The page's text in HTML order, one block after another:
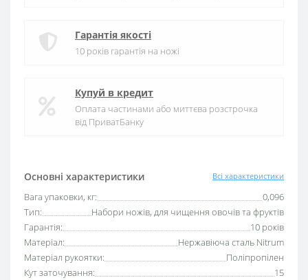
Основні характеристики Всі характеристики
Вага упаковки, кг:
0,096
Тип:
Набори ножів, для чищення овочів та фруктів
Гарантія:
10 років
Матеріал:
Нержавіюча сталь Nitrum
Матеріал рукоятки:
Поліпропілен
Кут заточування:
15
Гарантія якості
10 років гарантія на ножі
Купуй в кредит
Оплата частинами або миттєва розстрочка
від ПриватБанку